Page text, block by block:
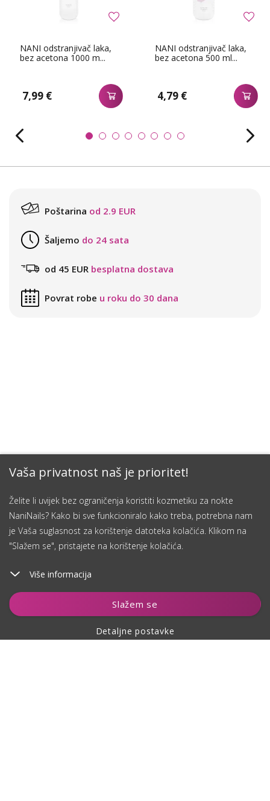
Vaša privatnost naš je prioritet!
Želite li uvijek bez ograničenja koristiti kozmetiku za nokte
NaniNails? Kako bi sve funkcioniralo kako treba, potrebna nam
je Vaša suglasnost za korištenje datoteka kolačića. Klikom na
"Slažem se", pristajete na korištenje kolačića.
Više informacija
Slažem se
Detaljne postavke
Dodaj u košaricu
NANI odstranjivač laka,
bez acetona 1000 m...
7,99 €
NANI odstranjivač laka,
bez acetona 500 ml...
4,79 €
Poštarina od 2.9 EUR
Šaljemo do 24 sata
od 45 EUR besplatna dostava
Povrat robe u roku do 30 dana